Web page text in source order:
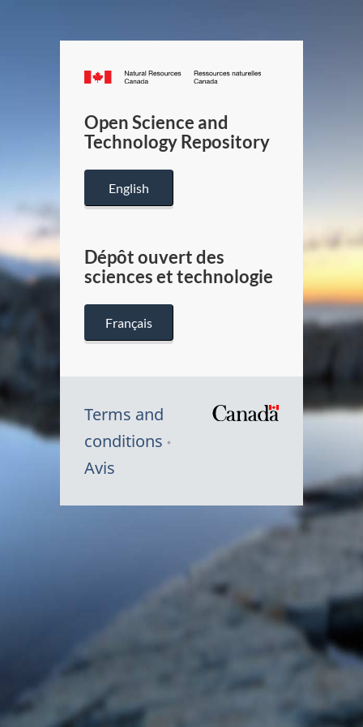
Canada.ca
/
Canada
Open Science and
Technology Repository
English
Dépôt ouvert des
sciences et technologie
Français
Terms and
conditions
Avis
du